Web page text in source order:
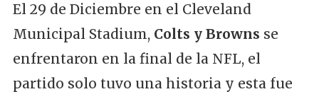
El 29 de Diciembre en el Cleveland
Municipal Stadium, Colts y Browns se
enfrentaron en la final de la NFL, el
partido solo tuvo una historia y esta fue